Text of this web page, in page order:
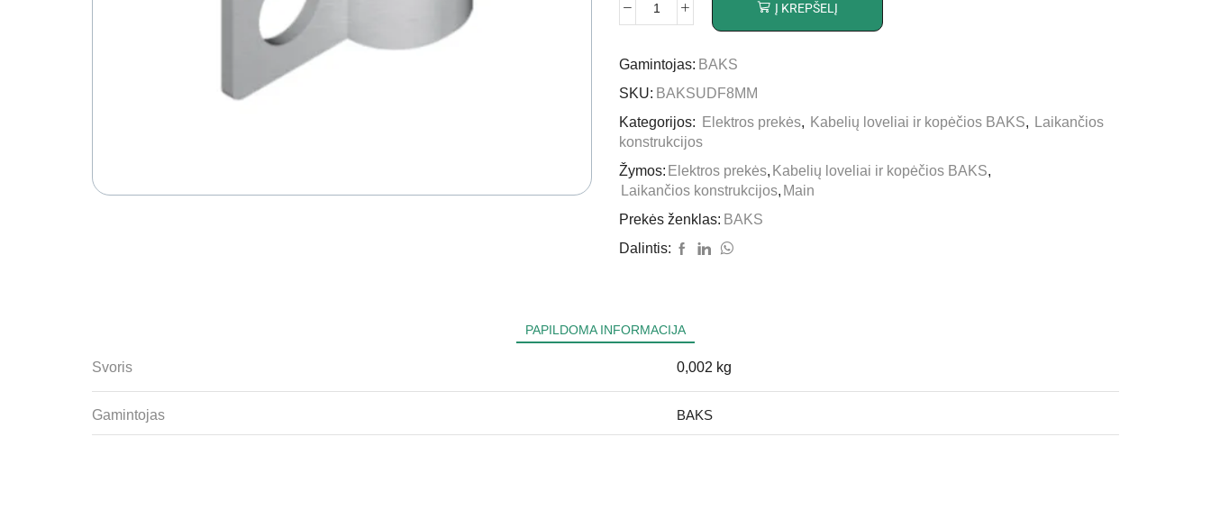
Į KREPŠELĮ
Gamintojas: BAKS
SKU: BAKSUDF8MM
Kategorijos:
Elektros prekės, Kabelių loveliai ir kopėčios BAKS, Laikančios
konstrukcijos
Žymos: Elektros prekės, Kabelių loveliai ir kopėčios BAKS,
Laikančios konstrukcijos, Main
Prekės ženklas: BAKS
Dalintis:
PAPILDOMA INFORMACIJA
Svoris 0,002 kg
Gamintojas BAKS